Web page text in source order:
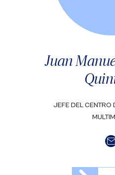
Juan
JEFE DEL CENTRO